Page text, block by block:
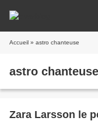
Accueil » astro chanteuse
astro chanteuse
Zara Larsson le